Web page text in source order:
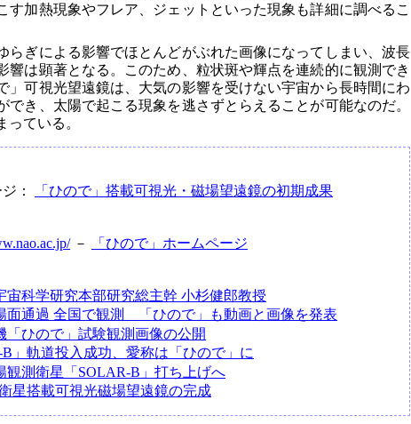
す加熱現象やフレア、ジェットといった現象も詳細に調べるこ
らぎによる影響でほとんどがぶれた画像になってしまい、波長
響は顕著となる。このため、粒状斑や輝点を連続的に観測でき
」可視光望遠鏡は、大気の影響を受けない宇宙から長時間にわ
でき、太陽で起こる現象を逃さずとらえることが可能なのだ。
ている。
：
「ひので」搭載可視光・磁場望遠鏡の初期成果
－ 「ひので」ホームページ
宙科学研究本部研究総主幹 小杉健郎教授
面通過 全国で観測 「ひので」も動画と画像を発表
「ひので」試験観測画像の公開
B」軌道投入成功、愛称は「ひので」に
観測衛星「SOLAR-B」打ち上げへ
星搭載可視光磁場望遠鏡の完成